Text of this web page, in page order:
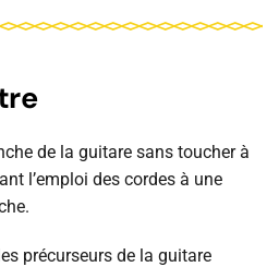
de la guitare sans toucher à
l’emploi des cordes à une
précurseurs de la guitare